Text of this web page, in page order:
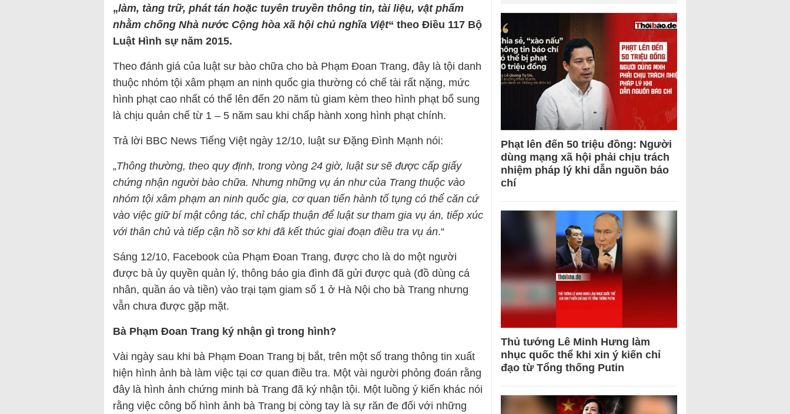
„làm, tàng trữ, phát tán hoặc tuyên truyền thông tin, tài liệu, vật phẩm
nhằm chống Nhà nước Cộng hòa xã hội chủ nghĩa Việt“ theo Điều 117 Bộ
Luật Hình sự năm 2015.
Theo đánh giá của luật sư bào chữa cho bà Phạm Đoan Trang, đây là tội danh
thuộc nhóm tội xâm phạm an ninh quốc gia thường có chế tài rất nặng, mức
hình phạt cao nhất có thể lên đến 20 năm tù giam kèm theo hình phạt bổ sung
là chịu quản chế từ 1 – 5 năm sau khi chấp hành xong hình phạt chính.
Trả lời BBC News Tiếng Việt ngày 12/10, luật sư Đặng Đình Mạnh nói:
„Thông thường, theo quy định, trong vòng 24 giờ, luật sư sẽ được cấp giấy
chứng nhận người bào chữa. Nhưng những vụ án như của Trang thuộc vào
nhóm tội xâm phạm an ninh quốc gia, cơ quan tiến hành tố tụng có thể căn cứ
vào việc giữ bí mật công tác, chỉ chấp thuận để luật sư tham gia vụ án, tiếp xúc
với thân chủ và tiếp cận hồ sơ khi đã kết thúc giai đoạn điều tra vụ án.“
Sáng 12/10, Facebook của Phạm Đoan Trang, được cho là do một người
được bà ủy quyền quản lý, thông báo gia đình đã gửi được quà (đồ dùng cá
nhân, quần áo và tiền) vào trại tạm giam số 1 ở Hà Nội cho bà Trang nhưng
vẫn chưa được gặp mặt.
Bà Phạm Đoan Trang ký nhận gì trong hình?
Vài ngày sau khi bà Phạm Đoan Trang bị bắt, trên một số trang thông tin xuất
hiện hình ảnh bà làm việc tại cơ quan điều tra. Một vài người phỏng đoán rằng
đây là hình ảnh chứng minh bà Trang đã ký nhận tội. Một luồng ý kiến khác nói
rằng việc công bố hình ảnh bà Trang bị còng tay là sự răn đe đối với những
Phạt lên đến 50 triệu đồng: Người
dùng mạng xã hội phải chịu trách
nhiệm pháp lý khi dẫn nguồn báo
chí
Thủ tướng Lê Minh Hưng làm
nhục quốc thể khi xin ý kiến chỉ
đạo từ Tổng thống Putin